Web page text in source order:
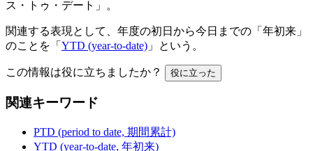
ス・トゥ・デート」。
関連する表現として、年度の初日から今日までの「年初来」
のことを「 YTD (year-to-date) 」という。
この情報は役に立ちましたか？ 役に立った
関連キーワード
PTD (period to date, 期間累計)
YTD (year-to-date, 年初来)